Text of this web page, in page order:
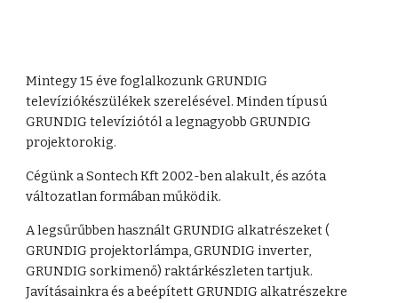
Mintegy 15 éve foglalkozunk GRUNDIG
televíziókészülékek szerelésével. Minden típusú
GRUNDIG televíziótól a legnagyobb GRUNDIG
projektorokig.
Cégünk a Sontech Kft 2002-ben alakult, és azóta
változatlan formában működik.
A legsűrűbben használt GRUNDIG alkatrészeket (
GRUNDIG projektorlámpa, GRUNDIG inverter,
GRUNDIG sorkimenő) raktárkészleten tartjuk.
Javításainkra és a beépített GRUNDIG alkatrészekre